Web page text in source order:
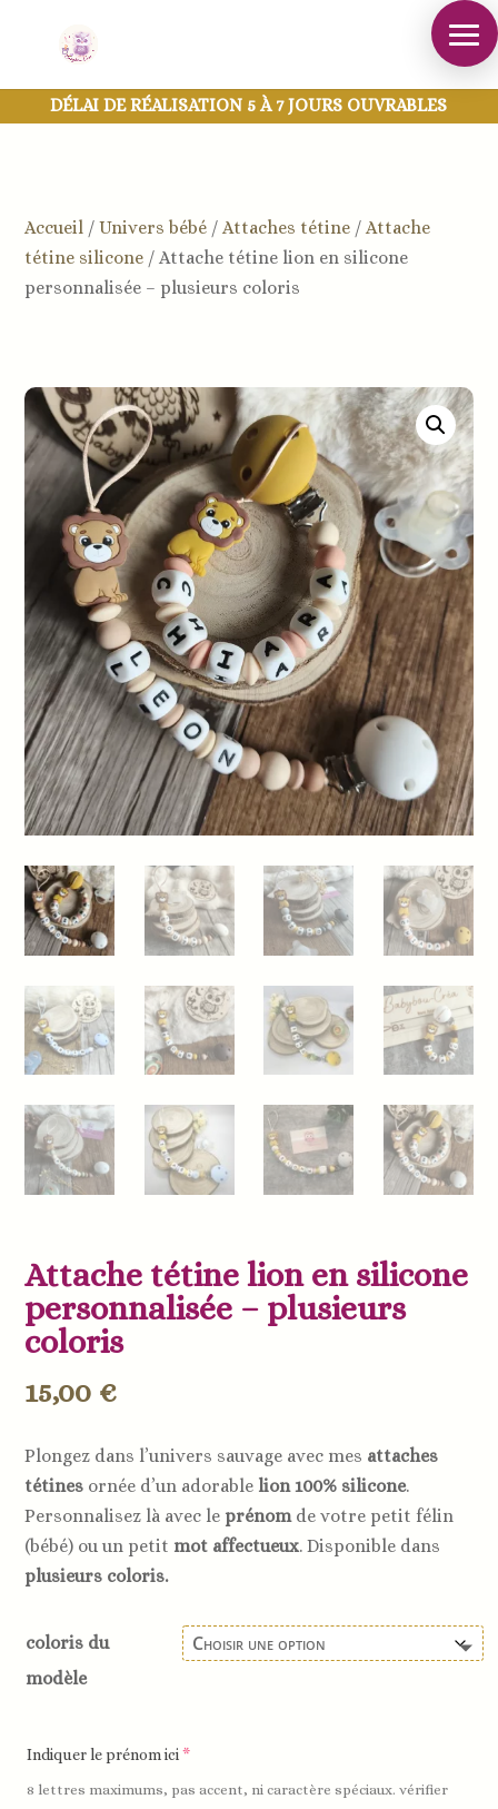
DÉLAI DE RÉALISATION 5 À 7 JOURS OUVRABLES
Accueil /Univers bébé /Attaches tétine /Attache
tétine silicone /Attache tétine lion en silicone
personnalisée – plusieurs coloris
Attache tétine lion en silicone
personnalisée – plusieurs
coloris
15,00 €
Plongez dans l’univers sauvage avec mes attaches
tétines ornée d’un adorable lion 100% silicone.
Personnalisez là avec le prénom de votre petit félin
(bébé) ou un petit mot affectueux. Disponible dans
plusieurs coloris.
coloris du
modèle
Indiquer le prénom ici*
8 lettres maximums, pas accent, ni caractère spéciaux. vérifier